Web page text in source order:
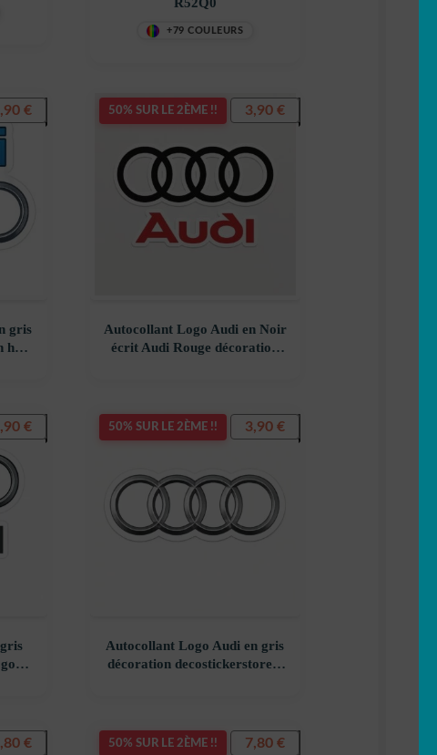
R52Q0
+79 COULEURS
gris
€ 50% SUR LE 2ÈME !!
Autocollant Logo Audi en Noir
écrit Audi Rouge décoration
3,90 €
€ 50% SUR LE 2ÈME !!
Autocollant Logo Audi en gris
décoration decostickerstore –
3,90 €
€ 50% SUR LE 2ÈME !! 7,80 €